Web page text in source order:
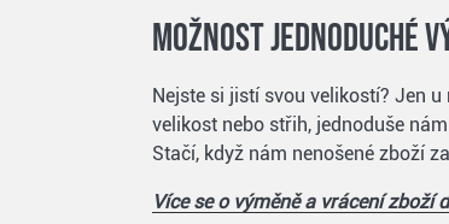
Možnost jednoduché
Nejste si jistí svou velikostí? Jen
velikost nebo střih, jednoduše
Stačí, když nám nenošené zboží
Více se o výměně a vrácení zboží